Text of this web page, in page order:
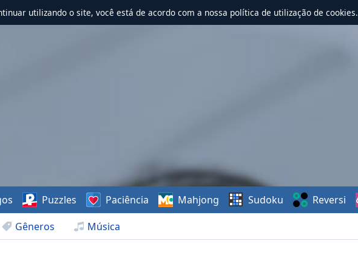
utilizando o site, você está de acordo com a nossa política de utilização de cookies.
Gêneros Música
Puzzles Paciência Mahjong Sudoku Reversi